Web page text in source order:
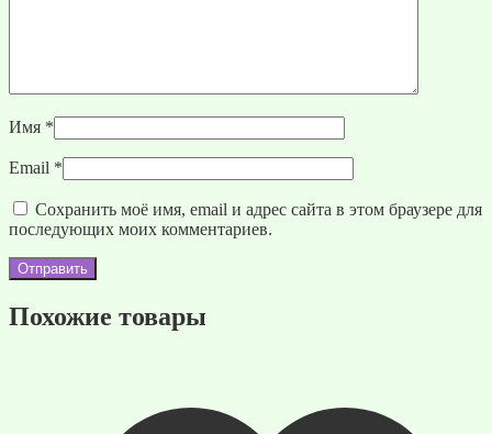
Имя *
Email *
Сохранить моё имя, email и адрес сайта в этом браузере для
последующих моих комментариев.
Похожие товары